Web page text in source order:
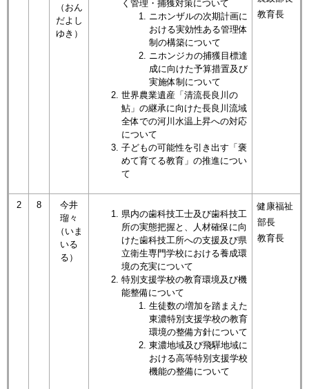
（おん
だよし
ゆき）
く管理・捕獲対策について
ニホンザルの次期計画に
おける実効性ある管理体
制の構築について
​ニホンジカの捕獲目標達
成に向けた予算措置及び
実施体制について
世界農業遺産「清流長良川の
鮎」の継承に向けた長良川流域
全体での河川水温上昇への対応
について
子どもの可能性を引き出す「褒
めて育てる教育」の推進につい
て
教育長
2 8
今井
瑠々
（いま
いる
る）
県内の歯科技工士及び歯科技工
所の実態把握と、人材確保に向
けた歯科技工所への支援及び県
立衛生専門学校における養成環
境の充実について
特別支援学校の教育環境及び機
能整備について
生徒数の増加を踏まえた
東濃特別支援学校の教育
環境の整備方針について
東濃地域及び飛驒地域に
おける高等特別支援学校
機能の整備について
健康福祉
部長
教育長